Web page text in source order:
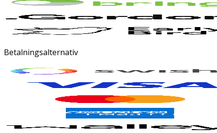
Betalningsalternativ